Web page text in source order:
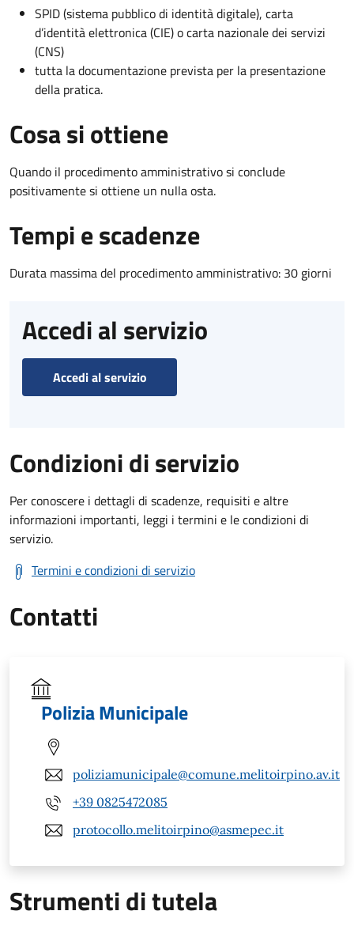
SPID (sistema pubblico di identità digitale), carta
d’identità elettronica (CIE) o carta nazionale dei servizi
(CNS)
tutta la documentazione prevista per la presentazione
della pratica.
Cosa si ottiene
Quando il procedimento amministrativo si conclude
positivamente si ottiene un nulla osta.
Tempi e scadenze
Durata massima del procedimento amministrativo: 30 giorni
Accedi al servizio
Accedi al servizio
Condizioni di servizio
Per conoscere i dettagli di scadenze, requisiti e altre
informazioni importanti, leggi i termini e le condizioni di
servizio.
Termini e condizioni di servizio
Contatti
Polizia Municipale
poliziamunicipale@comune.melitoirpino.av.it
+39 0825472085
protocollo.melitoirpino@asmepec.it
Strumenti di tutela